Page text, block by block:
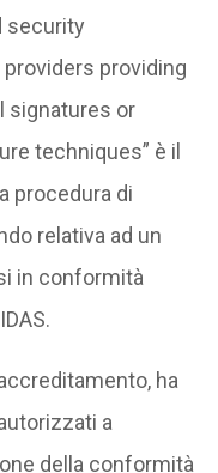
security
providing
signatures or
techniques” è il
procedura di
relativa ad un
in conformità
ha
a
della conformità